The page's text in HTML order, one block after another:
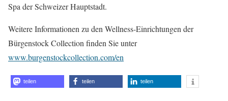
Spa der Schweizer Hauptstadt.
Weitere Informationen zu den Wellness-Einrichtungen der
Bürgenstock Collection finden Sie unter
www.burgenstockcollection.com/en
teilen teilen teilen